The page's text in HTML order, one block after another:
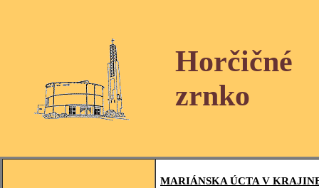
Horčičné
zrnko
MARIÁNSKA ÚCTA V